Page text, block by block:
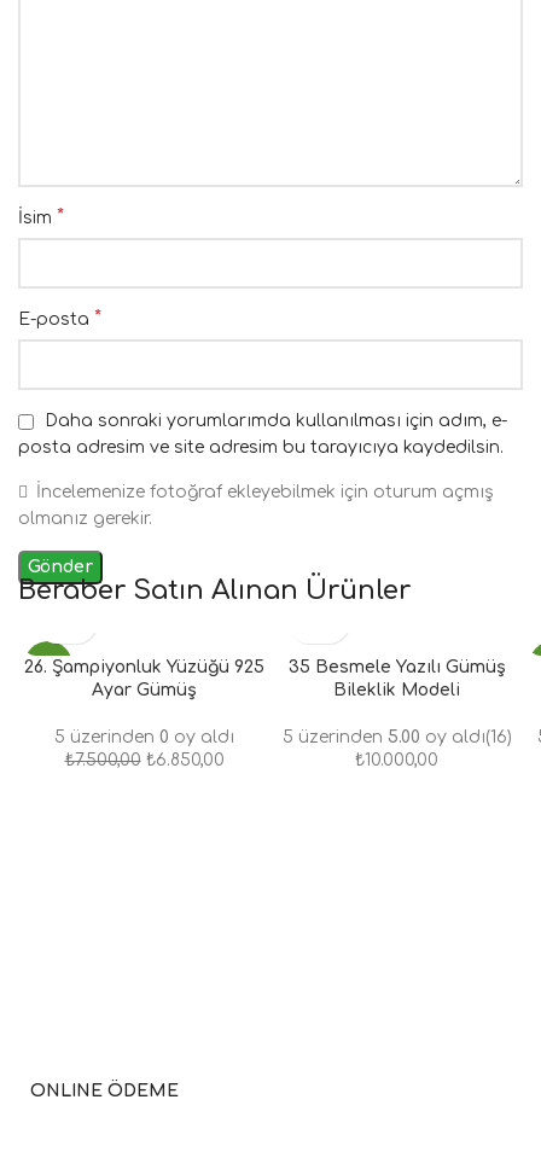
İsim *
E-posta *
Daha sonraki yorumlarımda kullanılması için adım, e-
posta adresim ve site adresim bu tarayıcıya kaydedilsin.
İncelemenize fotoğraf ekleyebilmek için oturum açmış
olmanız gerekir.
Beraber Satın Alınan Ürünler
- 9%
26. Şampiyonluk Yüzüğü 925
Ayar Gümüş
5 üzerinden 0 oy aldı
₺7.500,00 ₺6.850,00
35 Besmele Yazılı Gümüş
Bileklik Modeli
5 üzerinden 5.00 oy aldı(16)
₺10.000,00
ONLINE ÖDEME